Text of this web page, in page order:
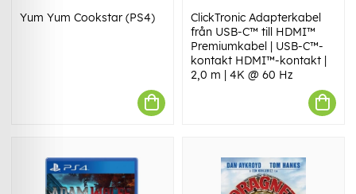
Yum Yum Cookstar (PS4)
ClickTronic Adapterkabel
från USB-C™ till HDMI™
Premiumkabel | USB-C™-
kontakt HDMI™-kontakt |
2,0 m | 4K @ 60 Hz